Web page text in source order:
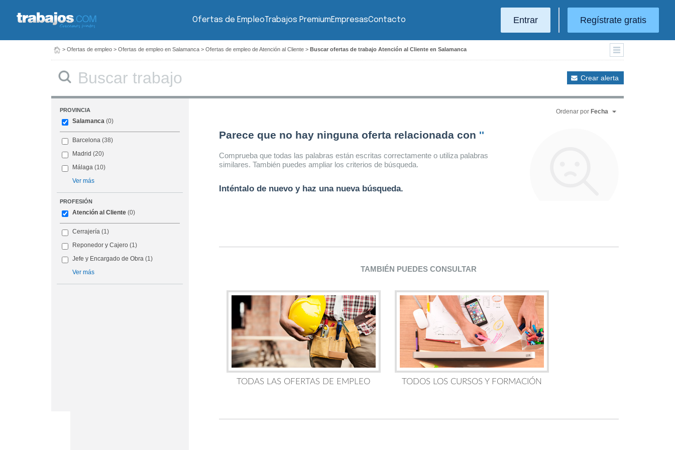
Ofertas de EmpleoTrabajos PremiumEmpresasContacto Entrar Regístrate gratis
> Ofertas de empleo > Ofertas de empleo en Salamanca > Ofertas de empleo de Atención al Cliente > Buscar ofertas de trabajo Atención al Cliente en Salamanca
Crear alerta
PROVINCIA
Salamanca (0)
Barcelona (38)
Madrid (20)
Málaga (10)
Ver más
PROFESIÓN
Atención al Cliente (0)
Cerrajería (1)
Reponedor y Cajero (1)
Jefe y Encargado de Obra (1)
Ver más
Ordenar por Fecha
Parece que no hay ninguna oferta relacionada con ''
Comprueba que todas las palabras están escritas correctamente o utiliza palabras
similares. También puedes ampliar los criterios de búsqueda.
Inténtalo de nuevo y haz una nueva búsqueda.
TAMBIÉN PUEDES CONSULTAR
TODAS LAS OFERTAS DE EMPLEO TODOS LOS CURSOS Y FORMACIÓN